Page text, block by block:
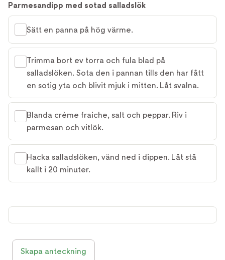
Parmesandipp med sotad salladslök
Sätt en panna på hög värme.
Trimma bort ev torra och fula blad på
salladslöken. Sota den i pannan tills den har fått
en sotig yta och blivit mjuk i mitten. Låt svalna.
Blanda crème fraiche, salt och peppar. Riv i
parmesan och vitlök.
Hacka salladslöken, vänd ned i dippen. Låt stå
kallt i 20 minuter.
Skapa anteckning